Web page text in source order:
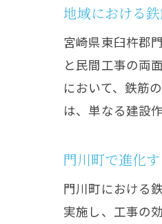
地域における
宮崎県東臼杵郡
と民間工事の両
において、鉄筋
は、単なる建設
門川町で進化
門川町における
実施し、工事の